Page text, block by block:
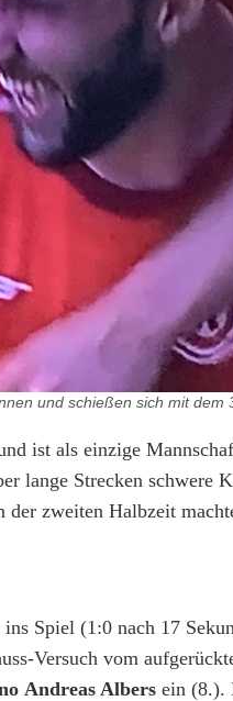
und schießen sich mit
ist als einzige
lange Strecken schwere
zweiten Halbzeit
Spiel (1:0 nach 17
Versuch vom
Andreas Albers ein (8.).